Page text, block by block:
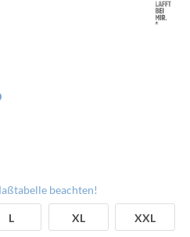
beachten!
L XL XXL